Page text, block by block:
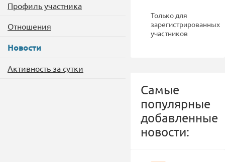
Профиль участника
Отношения
Новости
Активность за сутки
Только для
зарегистрированных
участников
Самые
популярные
добавленные
новости: